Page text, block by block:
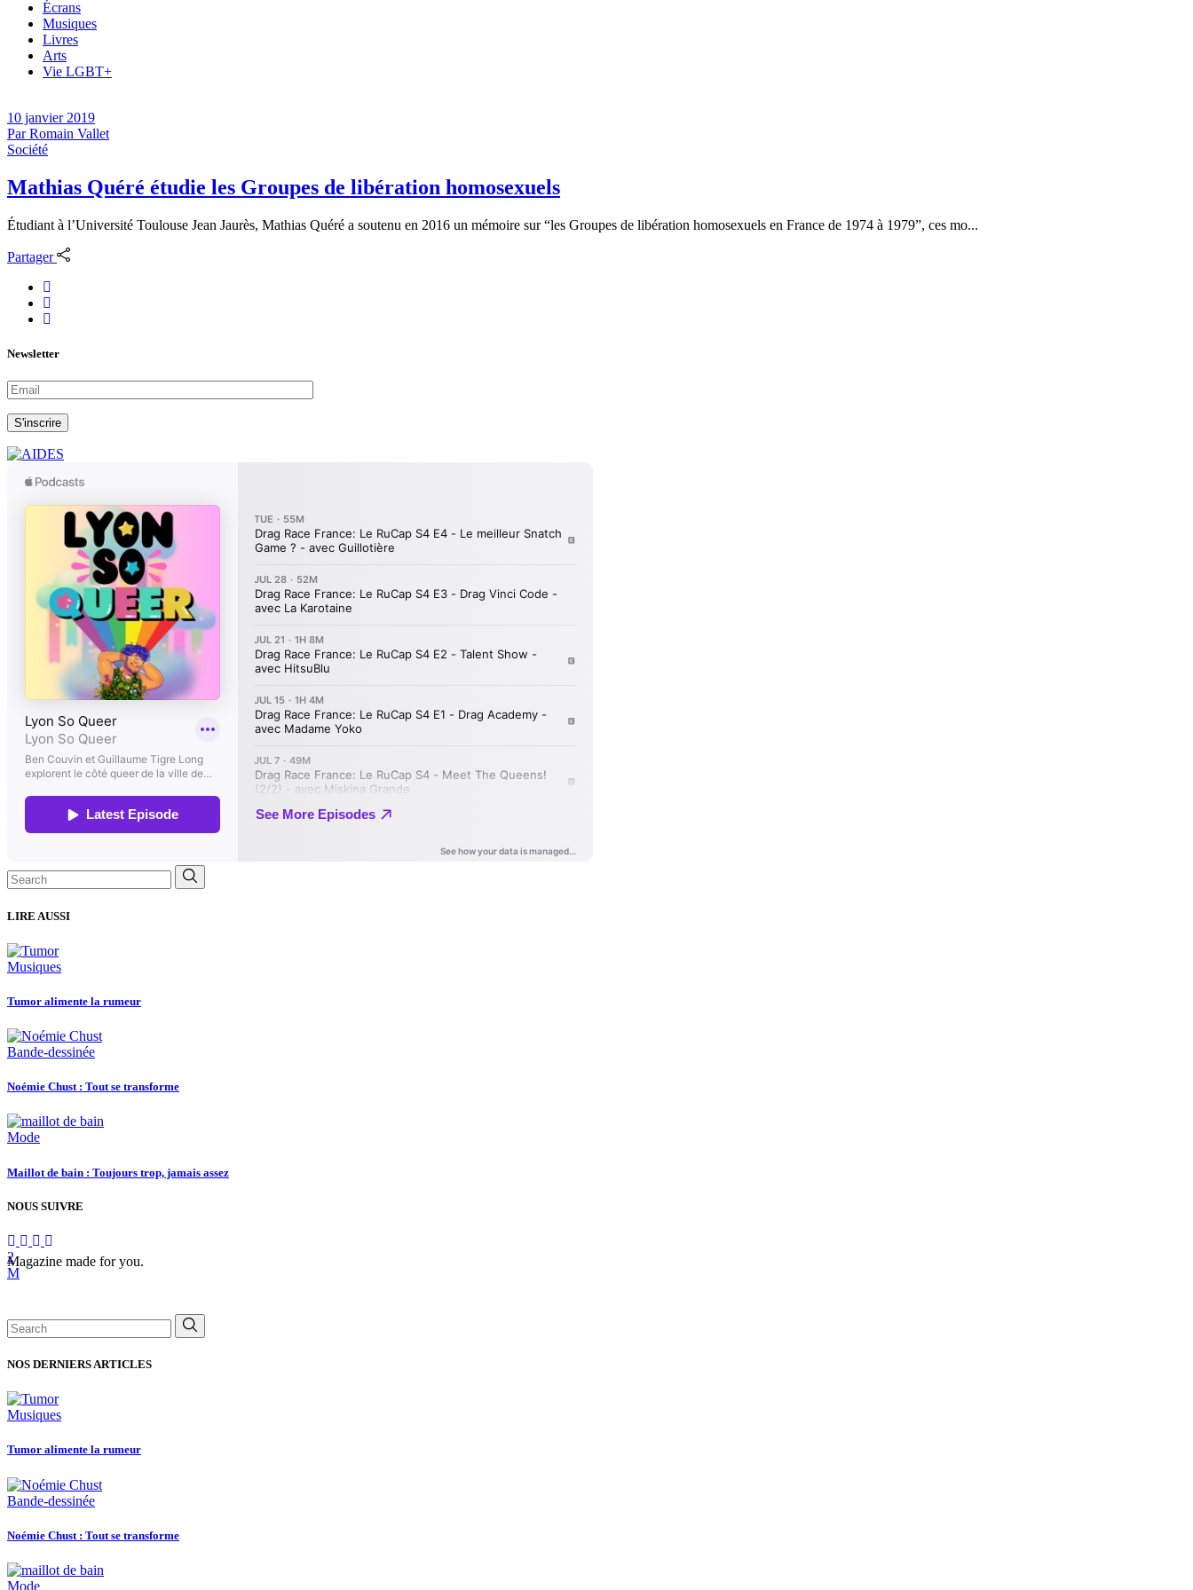
Écrans
Musiques
Livres
Arts
Vie LGBT+
10 janvier 2019
ParRomain Vallet
Société
Mathias Quéré étudie les Groupes de libération homosexuels
Étudiant à l’Université Toulouse Jean Jaurès, Mathias Quéré a soutenu en 2016 un mémoire sur “les Groupes de libération homosexuels en France de 1974 à 1979”, ces mo...
Partager
Newsletter
S'inscrire
Search
for:
LIRE AUSSI
Musiques
Tumor alimente la rumeur
Bande-dessinée
Noémie Chust : Tout se transforme
Mode
Maillot de bain : Toujours trop, jamais assez
NOUS SUIVRE
Magazine made for you.
Search
for:
NOS DERNIERS ARTICLES
Musiques
Tumor alimente la rumeur
Bande-dessinée
Noémie Chust : Tout se transforme
Mode